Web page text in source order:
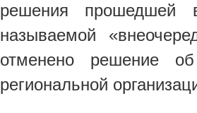
решения прошедшей
называемой
отменено решение
региональной